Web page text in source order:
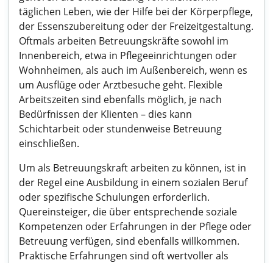
täglichen Leben, wie der Hilfe bei der Körperpflege,
der Essenszubereitung oder der Freizeitgestaltung.
Oftmals arbeiten Betreuungskräfte sowohl im
Innenbereich, etwa in Pflegeeinrichtungen oder
Wohnheimen, als auch im Außenbereich, wenn es
um Ausflüge oder Arztbesuche geht. Flexible
Arbeitszeiten sind ebenfalls möglich, je nach
Bedürfnissen der Klienten – dies kann
Schichtarbeit oder stundenweise Betreuung
einschließen.
Um als Betreuungskraft arbeiten zu können, ist in
der Regel eine Ausbildung in einem sozialen Beruf
oder spezifische Schulungen erforderlich.
Quereinsteiger, die über entsprechende soziale
Kompetenzen oder Erfahrungen in der Pflege oder
Betreuung verfügen, sind ebenfalls willkommen.
Praktische Erfahrungen sind oft wertvoller als